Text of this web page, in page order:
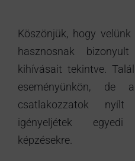
Köszönjük, hogy
hasznosnak
kihívásait tekintve.
eseményünkön,
csatlakozzatok nyílt
igényeljétek
képzésekre.